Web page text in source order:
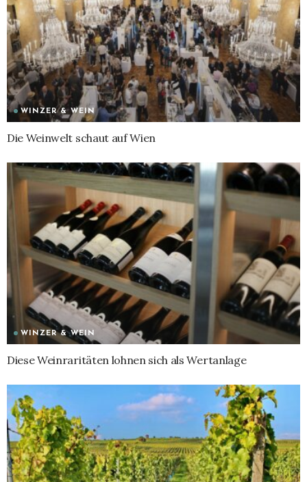
WINZER & WEIN
Die Weinwelt schaut auf Wien
WINZER & WEIN
Diese Weinraritäten lohnen sich als Wertanlage